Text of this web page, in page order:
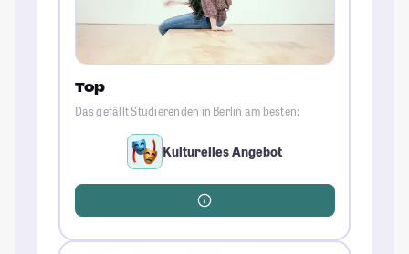
Top
Das gefällt Studierenden in Berlin am besten:
Kulturelles Angebot